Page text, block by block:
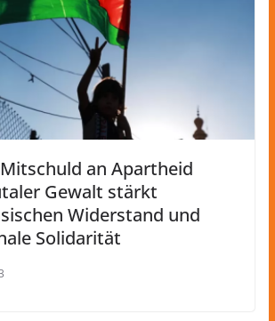
an Apartheid
Gewalt stärkt
Widerstand und
Solidarität